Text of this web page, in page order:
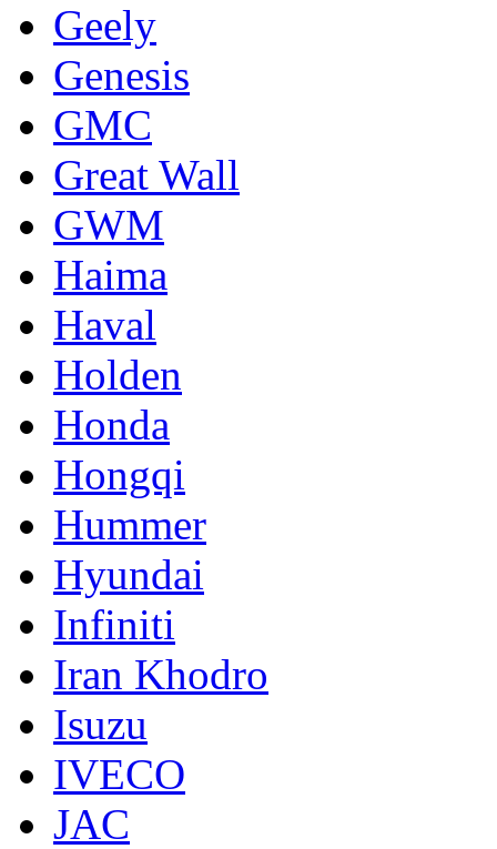
Geely
Genesis
GMC
Great Wall
GWM
Haima
Haval
Holden
Honda
Hongqi
Hummer
Hyundai
Infiniti
Iran Khodro
Isuzu
IVECO
JAC